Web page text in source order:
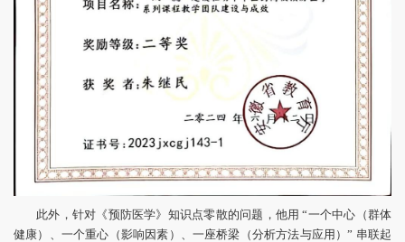
此外，针对《预防医学》知识点零散的问题，他用 “一个中心（群体
健康）、一个重心（影响因素）、一座桥梁（分析方法与应用）” 串联起